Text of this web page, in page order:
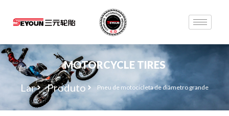
MOTORCYCLE TIRES
Lar
Produto Pneu de motocicleta de diâmetro grande